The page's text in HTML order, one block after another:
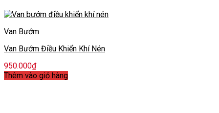
Van Bướm
Van Bướm Điều Khiển Khí Nén
950.000₫
Thêm vào giỏ hàng